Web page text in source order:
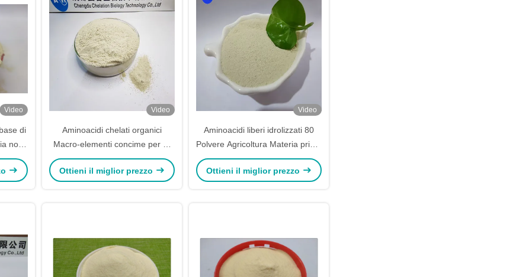
Video
di
non
Video
Aminoacidi chelati organici
Macro-elementi concime per gli
ananas massimizzare il
rendimento
Ottieni il miglior prezzo
Video
Aminoacidi liberi idrolizzati 80
Polvere Agricoltura Materia prima
organica
Ottieni il miglior prezzo